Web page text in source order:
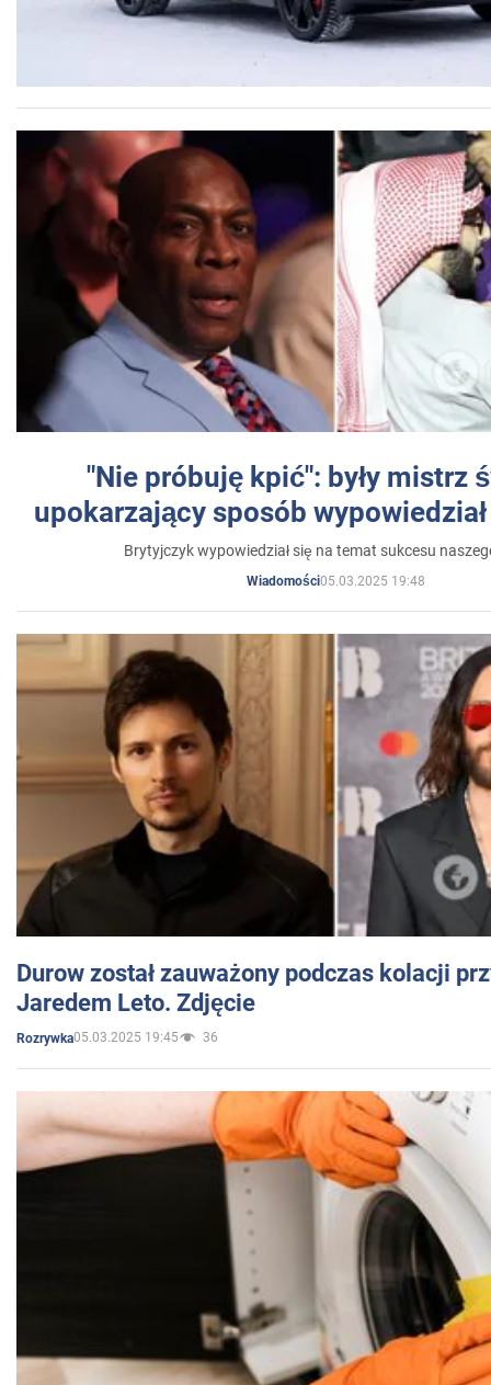
"Nie próbuję kpić": były mistrz
upokarzający sposób
Brytyjczyk wypowiedział się na temat sukcesu
Wiadomości05.03.2025 19:48
Durow został zauważony podczas kolacji
Jaredem Leto. Zdjęcie
Rozrywka05.03.2025 19:45 36